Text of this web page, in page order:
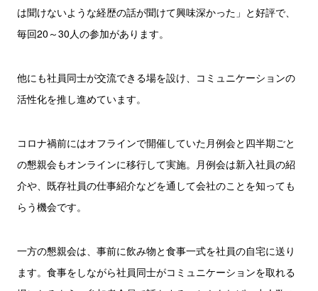
は聞けないような経歴の話が聞けて興味深かった」と好評で、
毎回20～30人の参加があります。
他にも社員同士が交流できる場を設け、コミュニケーションの
活性化を推し進めています。
コロナ禍前にはオフラインで開催していた月例会と四半期ごと
の懇親会もオンラインに移行して実施。月例会は新入社員の紹
介や、既存社員の仕事紹介などを通して会社のことを知っても
らう機会です。
一方の懇親会は、事前に飲み物と食事一式を社員の自宅に送り
ます。食事をしながら社員同士がコミュニケーションを取れる